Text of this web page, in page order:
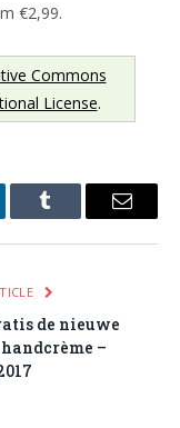
€2,99.
Commons
License.
Tumblr Email
de nieuwe
–